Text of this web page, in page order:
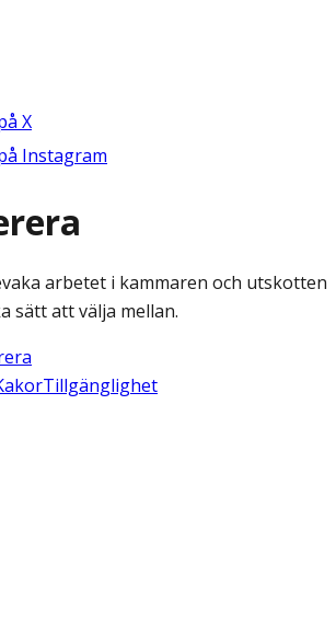
X
Instagram
arbetet i kammaren och utskotten
sätt att välja mellan.
Tillgänglighet